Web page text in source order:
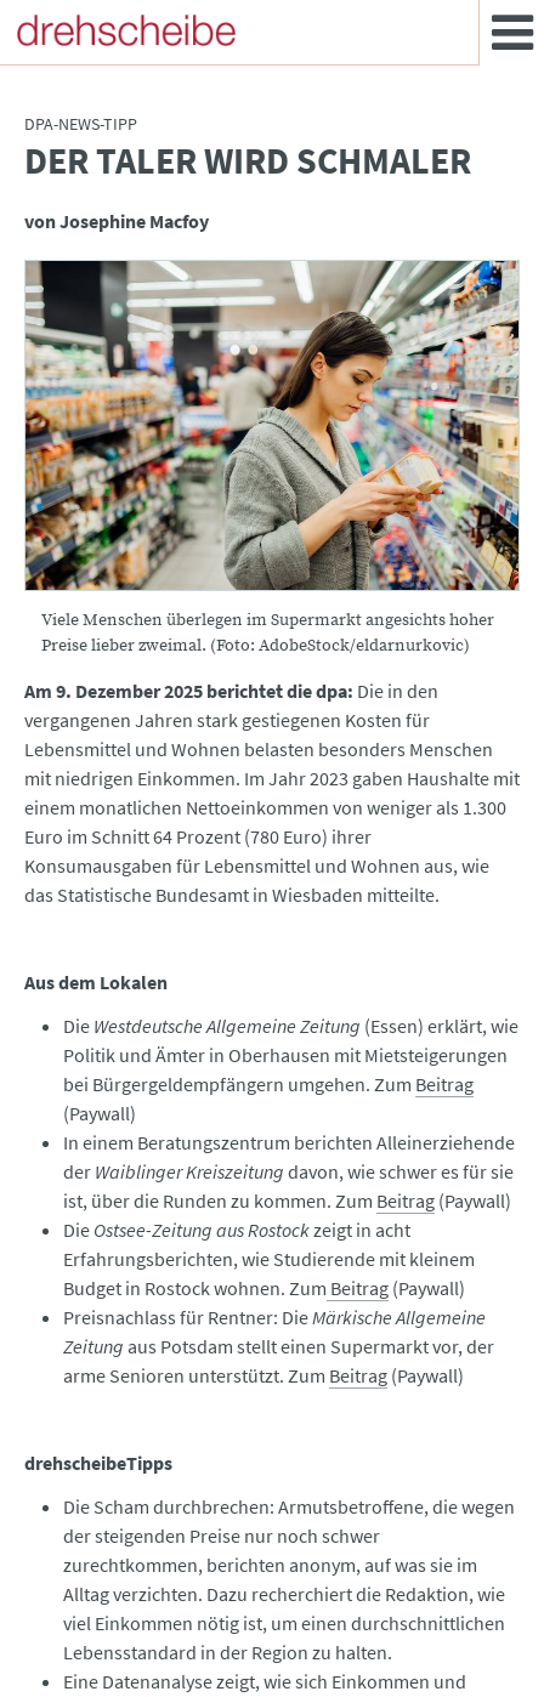
DPA-NEWS-TIPP
:DER TALER WIRD SCHMALER
von Josephine Macfoy
Viele Menschen überlegen im Supermarkt angesichts hoher
Preise lieber zweimal. (Foto: AdobeStock/eldarnurkovic)
Am 9. Dezember 2025 berichtet die dpa: Die in den
vergangenen Jahren stark gestiegenen Kosten für
Lebensmittel und Wohnen belasten besonders Menschen
mit niedrigen Einkommen. Im Jahr 2023 gaben Haushalte mit
einem monatlichen Nettoeinkommen von weniger als 1.300
Euro im Schnitt 64 Prozent (780 Euro) ihrer
Konsumausgaben für Lebensmittel und Wohnen aus, wie
das Statistische Bundesamt in Wiesbaden mitteilte.
Aus dem Lokalen
Die Westdeutsche Allgemeine Zeitung (Essen) erklärt, wie
Politik und Ämter in Oberhausen mit Mietsteigerungen
bei Bürgergeldempfängern umgehen. Zum Beitrag
(Paywall)
In einem Beratungszentrum berichten Alleinerziehende
der Waiblinger Kreiszeitung davon, wie schwer es für sie
ist, über die Runden zu kommen. Zum Beitrag (Paywall)
Die Ostsee-Zeitung aus Rostockzeigt in acht
Erfahrungsberichten, wie Studierende mit kleinem
Budget in Rostock wohnen. Zum Beitrag (Paywall)
Preisnachlass für Rentner: DieMärkische Allgemeine
Zeitung aus Potsdam stellt einen Supermarkt vor, der
arme Senioren unterstützt. Zum Beitrag (Paywall)
drehscheibeTipps
Die Scham durchbrechen: Armutsbetroffene, die wegen
der steigenden Preise nur noch schwer
zurechtkommen, berichten anonym, auf was sie im
Alltag verzichten. Dazu recherchiert die Redaktion, wie
viel Einkommen nötig ist, um einen durchschnittlichen
Lebensstandard in der Region zu halten.
Eine Datenanalyse zeigt, wie sich Einkommen und